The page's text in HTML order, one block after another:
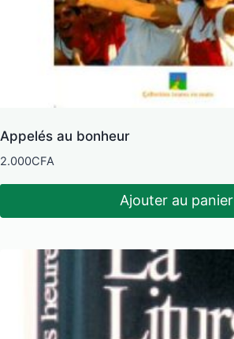
Appelés au bonheur
2.000CFA
Ajouter au panier